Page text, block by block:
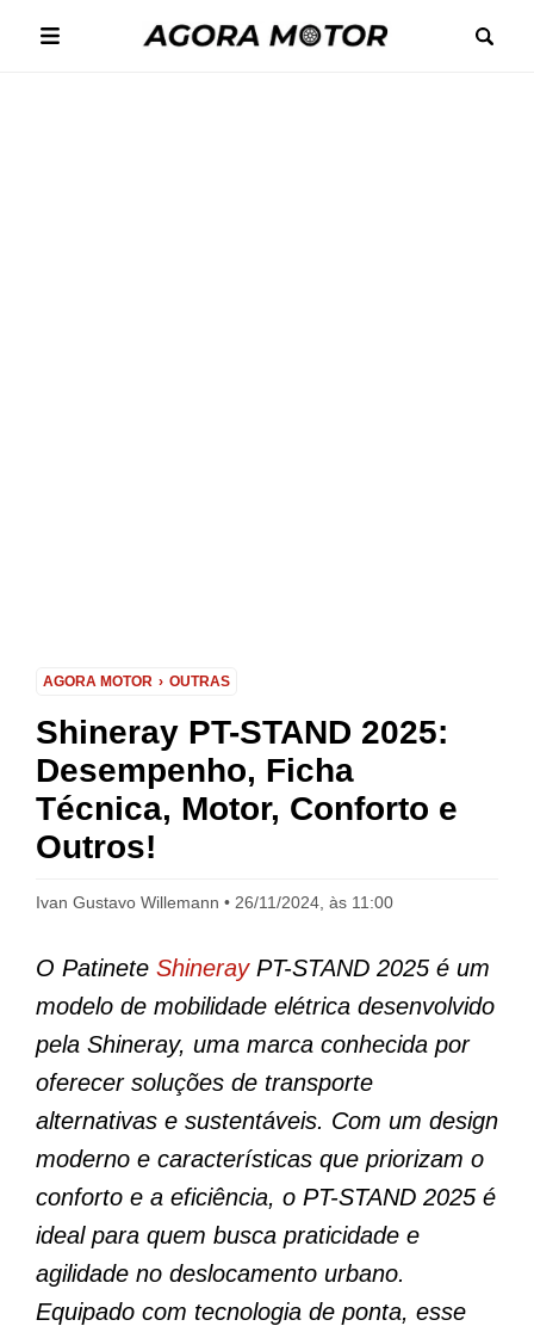
AGORA MOTOR OUTRAS
Shineray PT-STAND 2025:
Desempenho, Ficha
Técnica, Motor, Conforto e
Outros!
Ivan Gustavo Willemann 26/11/2024, às 11:00
O Patinete ShinerayPT-STAND 2025 é um
modelo de mobilidade elétrica desenvolvido
pela Shineray, uma marca conhecida por
oferecer soluções de transporte
alternativas e sustentáveis. Com um design
moderno e características que priorizam o
conforto e a eficiência, o PT-STAND 2025 é
ideal para quem busca praticidade e
agilidade no deslocamento urbano.
Equipado com tecnologia de ponta, esse